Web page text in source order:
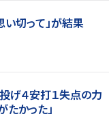
切って」が結果
げ４安打１失点の力
かった」